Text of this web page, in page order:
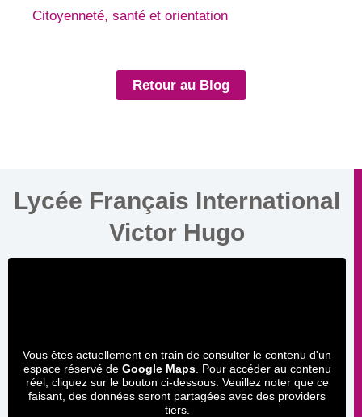
Citoyenneté, santé et orientation
Retour au Blog
Lycée Français International
Victor Hugo
Vous êtes actuellement en train de consulter le contenu d'un
espace réservé de Google Maps. Pour accéder au contenu
réel, cliquez sur le bouton ci-dessous. Veuillez noter que ce
faisant, des données seront partagées avec des providers
tiers.